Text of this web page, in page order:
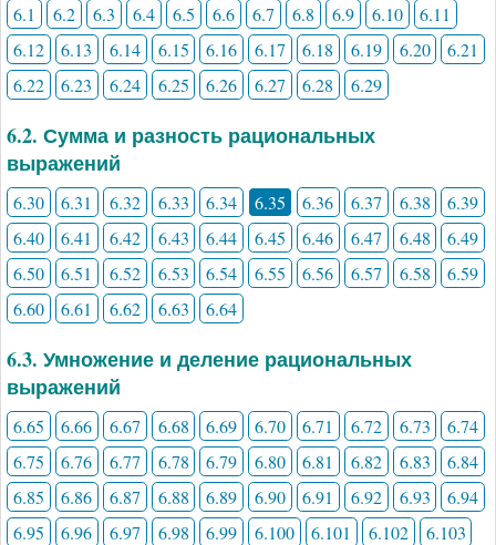
6.1 6.2 6.3 6.4 6.5 6.6 6.7 6.8 6.9 6.10
6.11
6.12
6.13 6.14 6.15 6.16 6.17 6.18 6.19 6.20
6.21
6.22
6.23 6.24 6.25 6.26 6.27 6.28 6.29
6.2. Сумма и разность рациональных
выражений
6.30 6.31 6.32 6.33 6.34 6.35 6.36 6.37 6.38
6.39
6.40
6.41 6.42 6.43 6.44 6.45 6.46 6.47 6.48
6.49
6.50
6.51 6.52 6.53 6.54 6.55 6.56 6.57 6.58
6.59
6.60
6.61 6.62 6.63 6.64
6.3. Умножение и деление рациональных
выражений
6.65 6.66 6.67 6.68 6.69 6.70 6.71 6.72 6.73
6.74
6.75
6.76 6.77 6.78 6.79 6.80 6.81 6.82 6.83
6.84
6.85
6.86 6.87 6.88 6.89 6.90 6.91 6.92 6.93
6.94
6.95
6.96 6.97 6.98 6.99 6.100 6.101 6.102
6.103